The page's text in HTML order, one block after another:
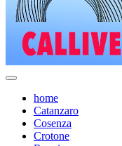
home
Catanzaro
Cosenza
Crotone